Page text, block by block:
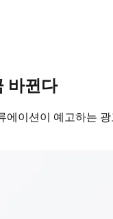
바뀐다
이션이 예고하는